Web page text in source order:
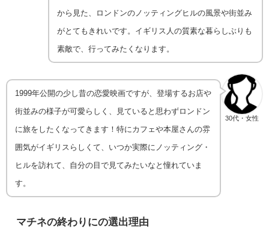
から見た、ロンドンのノッティングヒルの風景や街並み
がとてもきれいです。イギリス人の質素な暮らしぶりも
素敵で、行ってみたくなります。
30代・女性
1999年公開の少し昔の恋愛映画ですが、登場するお店や
街並みの様子が可愛らしく、見ていると思わずロンドン
に旅をしたくなってきます！特にカフェや本屋さんの雰
囲気がイギリスらしくて、いつか実際にノッティング・
ヒルを訪れて、自分の目で見てみたいなと憧れていま
す。
マチネの終わりにの選出理由